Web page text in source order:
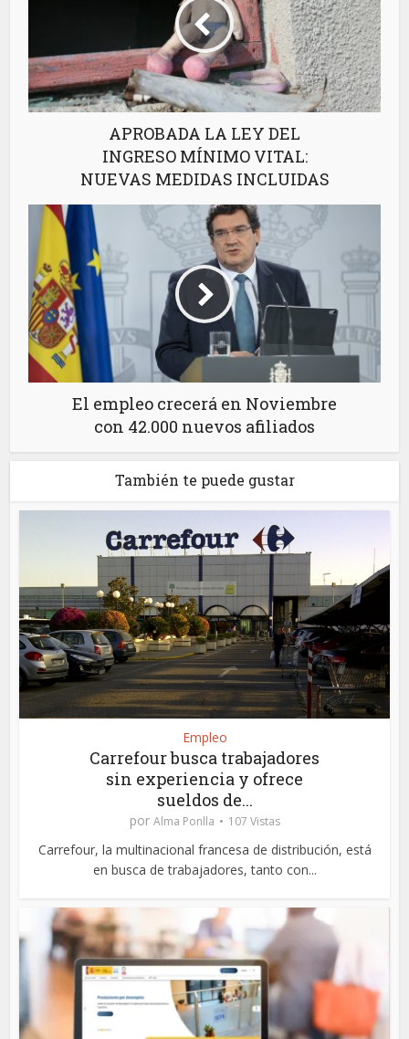
APROBADA LA LEY DEL
INGRESO MÍNIMO VITAL:
NUEVAS MEDIDAS INCLUIDAS
El empleo crecerá en Noviembre
con 42.000 nuevos afiliados
También te puede gustar
Empleo
Carrefour busca trabajadores
sin experiencia y ofrece
sueldos de...
por Alma Ponlla 107 Vistas
Carrefour, la multinacional francesa de distribución, está
en busca de trabajadores, tanto con...